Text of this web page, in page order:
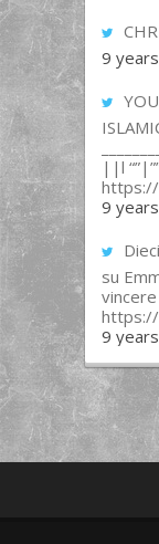
9
||l
https://
9
su
https://
9